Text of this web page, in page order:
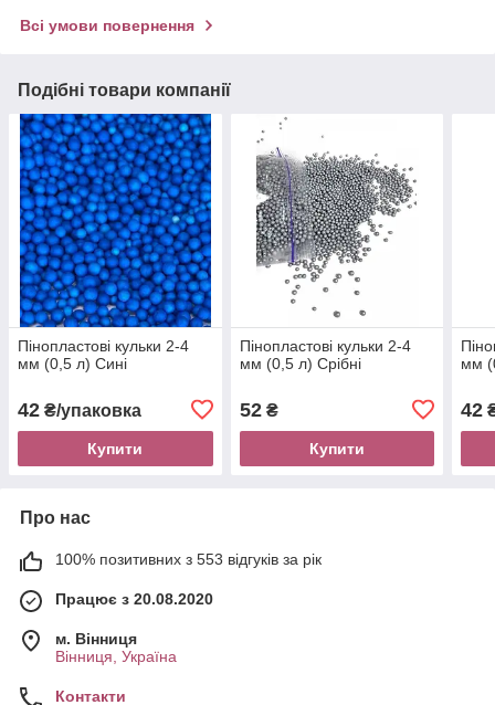
Всі умови повернення
Подібні товари компанії
Пінопластові кульки 2-4
мм (0,5 л) Сині
42 ₴/упаковка
Купити
Пінопластові кульки 2-4
мм (0,5 л) Срібні
52₴
Купити
мм
42
Про нас
100% позитивних з 553 відгуків за рік
Працює з 20.08.2020
м. Вінниця
Вінниця, Україна
Контакти